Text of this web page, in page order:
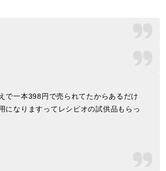
で一本398円で売られてたからあるだけ
になりますってレシピオの試供品もらっ